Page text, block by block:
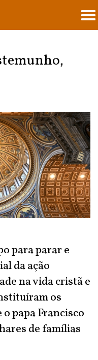
para parar e
da ação
na vida cristã e
os
papa Francisco
de famílias